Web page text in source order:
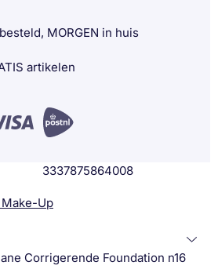
MORGEN in huis
artikelen
3337875864008
Up
Corrigerende Foundation n16